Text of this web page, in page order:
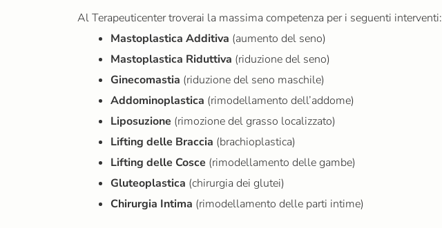
Al Terapeuticenter troverai la massima competenza per i seguenti interventi:
Mastoplastica Additiva (aumento del seno)
Mastoplastica Riduttiva (riduzione del seno)
Ginecomastia (riduzione del seno maschile)
Addominoplastica (rimodellamento dell’addome)
Liposuzione (rimozione del grasso localizzato)
Lifting delle Braccia (brachioplastica)
Lifting delle Cosce (rimodellamento delle gambe)
Gluteoplastica (chirurgia dei glutei)
Chirurgia Intima (rimodellamento delle parti intime)